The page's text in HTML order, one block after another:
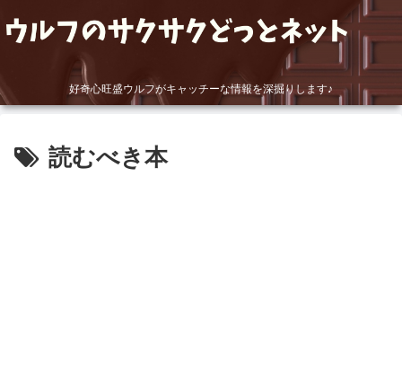
好奇心旺盛ウルフがキャッチーな情報を深掘りします♪
読むべき本